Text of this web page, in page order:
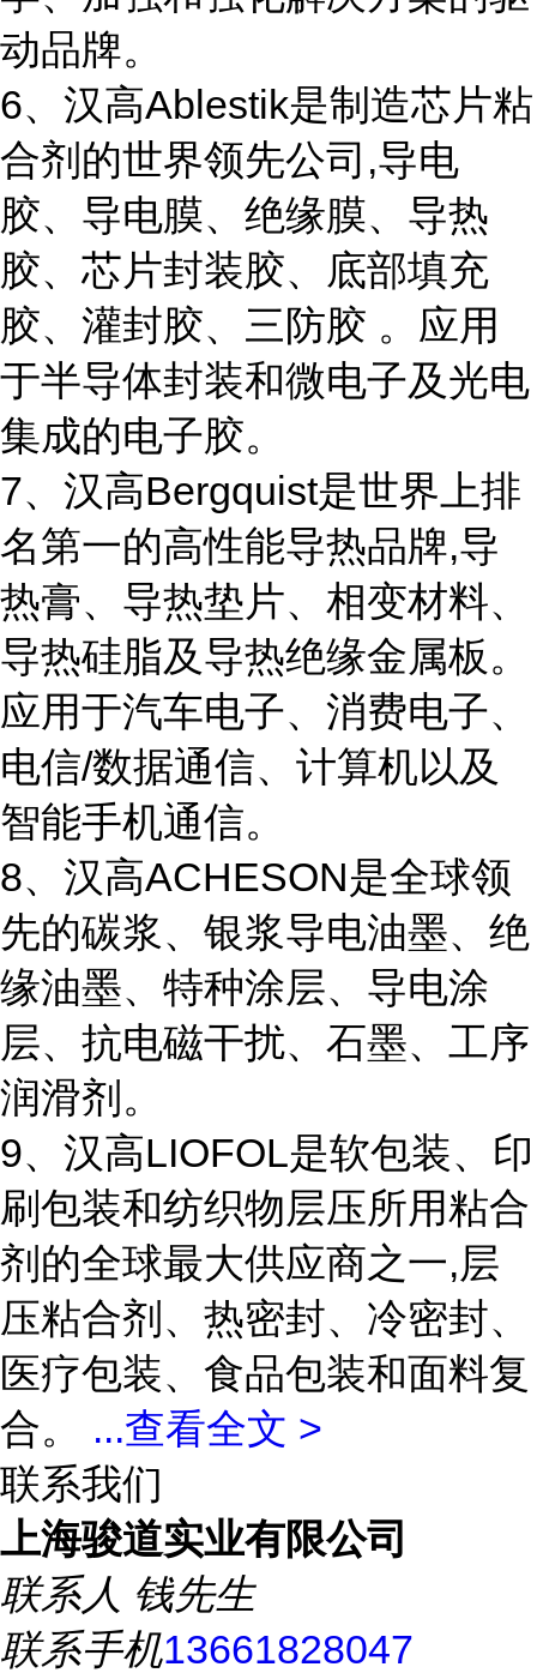
动品牌。
6、汉高Ablestik是制造芯片粘
合剂的世界领先公司,导电
胶、导电膜、绝缘膜、导热
胶、芯片封装胶、底部填充
胶、灌封胶、三防胶 。应用
于半导体封装和微电子及光电
集成的电子胶。
7、汉高Bergquist是世界上排
名第一的高性能导热品牌,导
热膏、导热垫片、相变材料、
导热硅脂及导热绝缘金属板。
应用于汽车电子、消费电子、
电信/数据通信、计算机以及
智能手机通信。
8、汉高ACHESON是全球领
先的碳浆、银浆导电油墨、绝
缘油墨、特种涂层、导电涂
层、抗电磁干扰、石墨、工序
润滑剂。
9、汉高LIOFOL是软包装、印
刷包装和纺织物层压所用粘合
剂的全球最大供应商之一,层
压粘合剂、热密封、冷密封、
医疗包装、食品包装和面料复
合。 ...查看全文 >
联系我们
上海骏道实业有限公司
联系人 钱先生
联系手机13661828047